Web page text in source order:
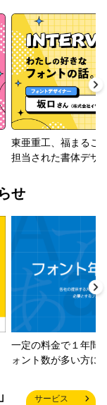
東亜重工、福まるご
担当された書体デザ
せ
一定の料金で１年間
ォント数が多い方に
サービス